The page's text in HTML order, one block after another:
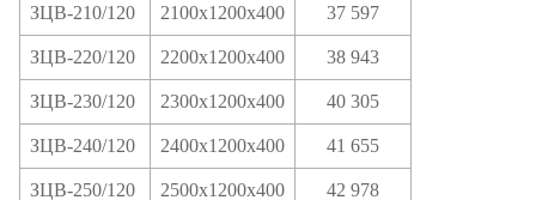
ЗЦВ-210/120 2100х1200х400 37 597
ЗЦВ-220/120 2200х1200х400 38 943
ЗЦВ-230/120 2300х1200х400 40 305
ЗЦВ-240/120 2400х1200х400 41 655
ЗЦВ-250/120 2500х1200х400 42 978